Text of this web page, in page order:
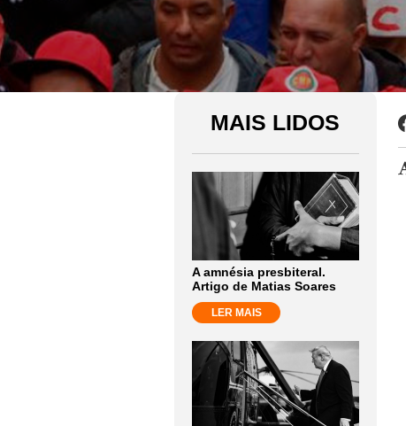
MAIS LIDOS
A amnésia presbiteral.
Artigo de Matias Soares
LER MAIS